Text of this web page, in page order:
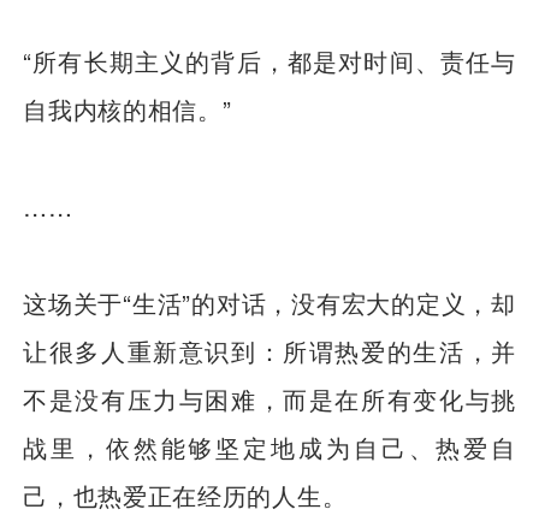
“所有长期主义的背后，都是对时间、责任与
自我内核的相信。”
……
这场关于“生活”的对话，没有宏大的定义，却
让很多人重新意识到：所谓热爱的生活，并
不是没有压力与困难，而是在所有变化与挑
战里，依然能够坚定地成为自己、热爱自
己，也热爱正在经历的人生。